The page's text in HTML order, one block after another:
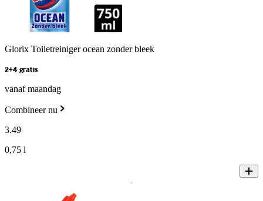
Glorix Toiletreiniger ocean zonder bleek
2+4 gratis
vanaf maandag
Combineer nu
3.49
0,75 l